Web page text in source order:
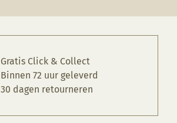
Gratis Click & Collect
Binnen 72 uur geleverd
30 dagen retourneren